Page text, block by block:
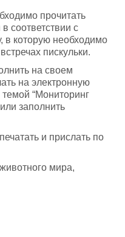
прочитать
соответствии с
в которую необходимо
пискульки.
на своем
на электронную
“Мониторинг
заполнить
и прислать по
мира,